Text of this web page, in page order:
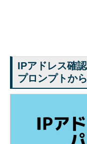
IPアドレス確
プロンプトから